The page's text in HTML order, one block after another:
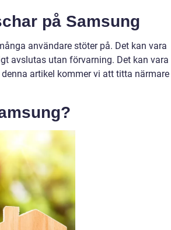
på Samsung
användare stöter på. Det kan vara
avslutas utan förvarning. Det kan vara
artikel kommer vi att titta närmare